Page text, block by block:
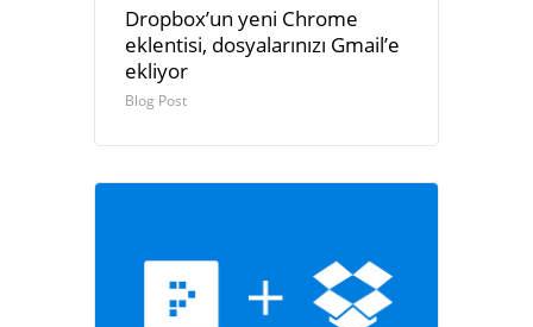
Dropbox’un yeni Chrome
eklentisi, dosyalarınızı Gmail’e
ekliyor
Blog Post